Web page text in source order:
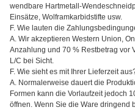
wendbare Hartmetall-
Einsätze, Wolframkarbidstifte usw.
F. Wie lauten die
A. Wir akzeptieren Western Union,
Anzahlung und 70 % Restbetrag vor
L/C bei Sicht.
F. Wie sieht es mit Ihrer Lieferzeit
A. Normalerweise dauert die
Formen kann die Vorlaufzeit jedoch
öffnen. Wenn Sie die Ware dringend